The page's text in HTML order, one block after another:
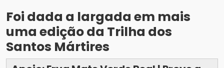
Foi dada a largada em mais
uma edição da Trilha dos
Santos Mártires